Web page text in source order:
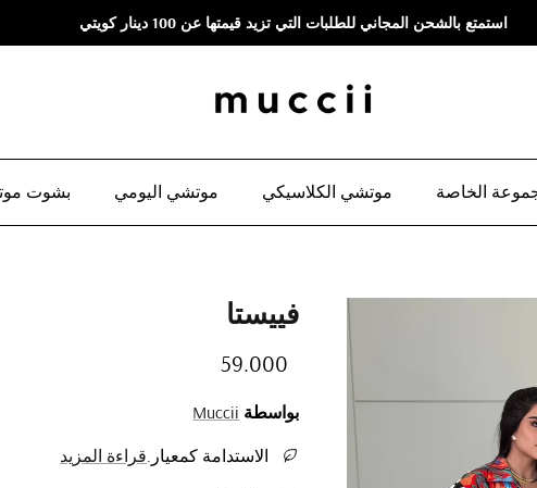
استمتع بالشحن المجاني للطلبات التي تزيد قيمتها عن 100 دينار كويتي
الخاصة موتشي الكلاسيكي موتشي اليومي بشوت
فييستا
Regular price
59.000
بواسطة Muccii
الاستدامة كمعيار.قراءة المزيد